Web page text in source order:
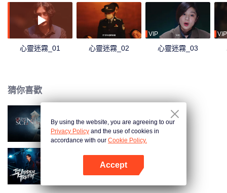
心靈迷霧_01 心靈迷霧_02
VIP
心靈迷霧_03
VIP
猜你喜歡
刑偵現場
被隱匿的真相
By using the website, you are agreeing to our
Privacy Policy and the use of cookies in
accordance with our Cookie Policy.
Accept